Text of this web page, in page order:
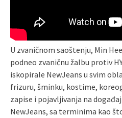
U zvaničnom saoštenju, Min
podneo zvaničnu žalbu protiv
iskopirale NewJeans u svim
frizuru, šminku, kostime,
zapise i pojavljivanja na
NewJeans, sa terminima kao